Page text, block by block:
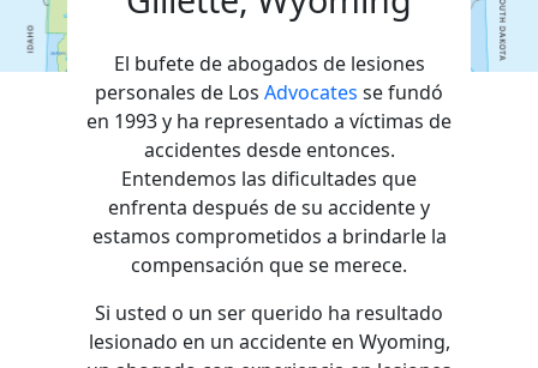
El bufete de abogados de lesiones
personales de Los Advocates se fundó
en 1993 y ha representado a víctimas de
accidentes desde entonces.
Entendemos las dificultades que
enfrenta después de su accidente y
estamos comprometidos a brindarle la
compensación que se merece.
Si usted o un ser querido ha resultado
lesionado en un accidente en Wyoming,